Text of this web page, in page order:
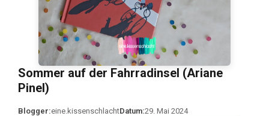
Sommer auf der Fahrradinsel (Ariane
Pinel)
Blogger:eine.kissenschlachtDatum:29. Mai 2024